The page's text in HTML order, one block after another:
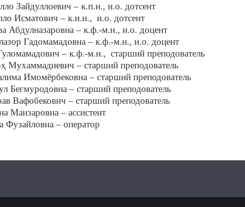
Зайдуллоевич – к.п.н., и.о. дотсент
Исматович – к.и.н., и.о. дотсент
Абдулназаровна – к.ф.-м.н., и.о. доцент
Гадомамадовна – к.ф.-м.н., и.о. доцент
– к.ф.-м.н., старший преподователь
Мухаммадиевич – старший преподователь
Имомёрбековна – старший преподователь
Бегмуродовна – старший преподователь
Вафобекович – старший преподователь
Манзаровна – ассистент
Фузайловна – оператор